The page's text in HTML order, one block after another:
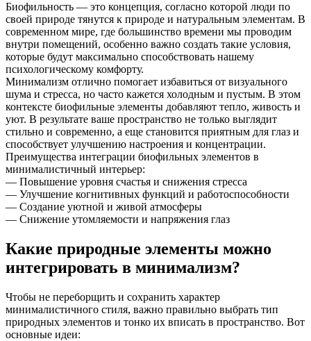
Биофильность — это концепция, согласно которой люди по
своей природе тянутся к природе и натуральным элементам. В
современном мире, где большинство времени мы проводим
внутри помещений, особенно важно создать такие условия,
которые будут максимально способствовать нашему
психологическому комфорту.
Минимализм отлично помогает избавиться от визуального
шума и стресса, но часто кажется холодным и пустым. В этом
контексте биофильные элементы добавляют тепло, живость и
уют. В результате ваше пространство не только выглядит
стильно и современно, а еще становится приятным для глаз и
способствует улучшению настроения и концентрации.
Преимущества интеграции биофильных элементов в
минималистичный интерьер:
— Повышение уровня счастья и снижения стресса
— Улучшение когнитивных функций и работоспособности
— Создание уютной и живой атмосферы
— Снижение утомляемости и напряжения глаз
Какие природные элементы можно
интегрировать в минимализм?
Чтобы не переборщить и сохранить характер
минималистичного стиля, важно правильно выбрать тип
природных элементов и тонко их вписать в пространство. Вот
основные идеи: